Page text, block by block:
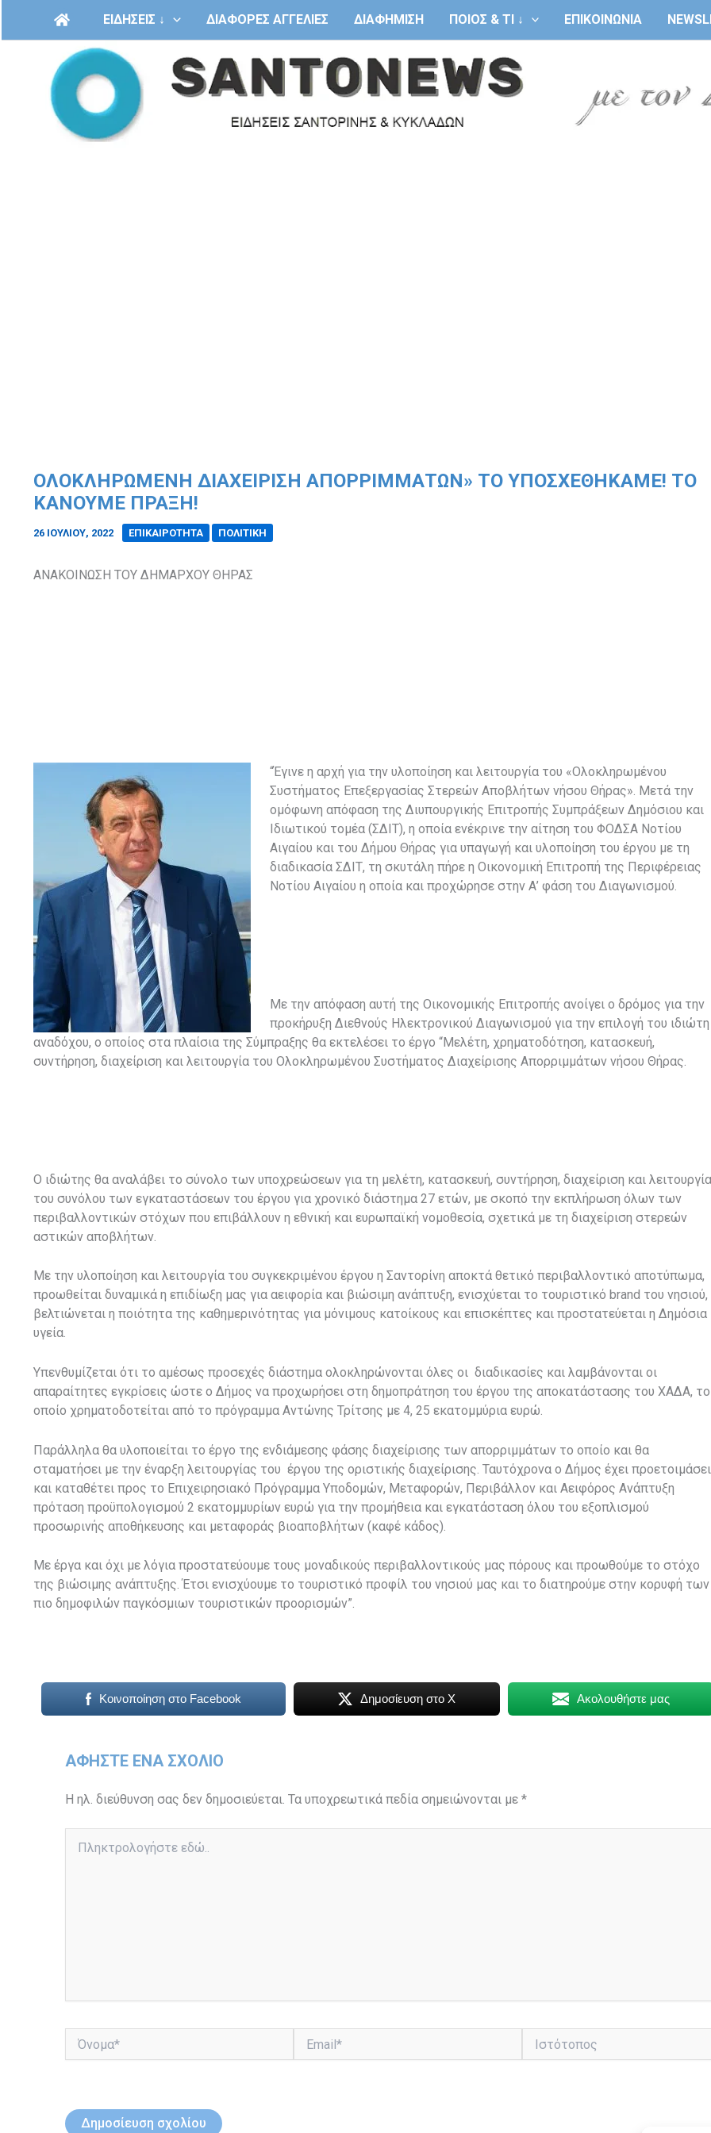
ΕΙΔΗΣΕΙΣ ↓ ΔΙΑΦΟΡΕΣ ΑΓΓΕΛΙΕΣ ΔΙΑΦΗΜΙΣΗ ΠΟΙΟΣ & ΤΙ ↓ ΕΠΙΚΟΙΝΩΝΙΑ
ΟΛΟΚΛΗΡΩΜΈΝΗ ΔΙΑΧΕΊΡΙΣΗ ΑΠΟΡΡΙΜΜΆΤΩΝ» ΤΟ ΥΠΟΣΧΕΘΉΚΑΜΕ! ΤΟ
ΚΆΝΟΥΜΕ ΠΡΆΞΗ!
26 ΙΟΥΛΊΟΥ, 2022 ΕΠΙΚΑΙΡΟΤΗΤΑ ΠΟΛΙΤΙΚΗ
ΑΝΑΚΟΙΝΩΣΗ ΤΟΥ ΔΗΜΑΡΧΟΥ ΘΗΡΑΣ
“Έγινε η αρχή για την υλοποίηση και λειτουργία του «Ολοκληρωμένου
Συστήματος Επεξεργασίας Στερεών Αποβλήτων νήσου Θήρας». Μετά την
ομόφωνη απόφαση της Διυπουργικής Επιτροπής Συμπράξεων Δημόσιου και
Ιδιωτικού τομέα (ΣΔΙΤ), η οποία ενέκρινε την αίτηση του ΦΟΔΣΑ Νοτίου
Αιγαίου και του Δήμου Θήρας για υπαγωγή και υλοποίηση του έργου με τη
διαδικασία ΣΔΙΤ, τη σκυτάλη πήρε η Οικονομική Επιτροπή της Περιφέρειας
Νοτίου Αιγαίου η οποία και προχώρησε στην Α’ φάση του Διαγωνισμού.
Με την απόφαση αυτή της Οικονομικής Επιτροπής ανοίγει ο δρόμος για την
προκήρυξη Διεθνούς Ηλεκτρονικού Διαγωνισμού για την επιλογή του ιδιώτη
αναδόχου, ο οποίος στα πλαίσια της Σύμπραξης θα εκτελέσει το έργο “Μελέτη, χρηματοδότηση, κατασκευή,
συντήρηση, διαχείριση και λειτουργία του Ολοκληρωμένου Συστήματος Διαχείρισης Απορριμμάτων νήσου Θήρας.
Ο ιδιώτης θα αναλάβει το σύνολο των υποχρεώσεων για τη μελέτη, κατασκευή, συντήρηση, διαχείριση και λειτουργία
του συνόλου των εγκαταστάσεων του έργου για χρονικό διάστημα 27 ετών, με σκοπό την εκπλήρωση όλων των
περιβαλλοντικών στόχων που επιβάλλουν η εθνική και ευρωπαϊκή νομοθεσία, σχετικά με τη διαχείριση στερεών
αστικών αποβλήτων.
Με την υλοποίηση και λειτουργία του συγκεκριμένου έργου η Σαντορίνη αποκτά θετικό περιβαλλοντικό αποτύπωμα,
προωθείται δυναμικά η επιδίωξη μας για αειφορία και βιώσιμη ανάπτυξη, ενισχύεται το τουριστικό brand του νησιού,
βελτιώνεται η ποιότητα της καθημερινότητας για μόνιμους κατοίκους και επισκέπτες και προστατεύεται η Δημόσια
υγεία.
Υπενθυμίζεται ότι το αμέσως προσεχές διάστημα ολοκληρώνονται όλες οι διαδικασίες και λαμβάνονται οι
απαραίτητες εγκρίσεις ώστε ο Δήμος να προχωρήσει στη δημοπράτηση του έργου της αποκατάστασης του ΧΑΔΑ, το
οποίο χρηματοδοτείται από το πρόγραμμα Αντώνης Τρίτσης με 4, 25 εκατομμύρια ευρώ.
Παράλληλα θα υλοποιείται το έργο της ενδιάμεσης φάσης διαχείρισης των απορριμμάτων το οποίο και θα
σταματήσει με την έναρξη λειτουργίας του έργου της οριστικής διαχείρισης. Ταυτόχρονα ο Δήμος έχει προετοιμάσει
και καταθέτει προς το Επιχειρησιακό Πρόγραμμα Υποδομών, Μεταφορών, Περιβάλλον και Αειφόρος Ανάπτυξη
πρόταση προϋπολογισμού 2 εκατομμυρίων ευρώ για την προμήθεια και εγκατάσταση όλου του εξοπλισμού
προσωρινής αποθήκευσης και μεταφοράς βιοαποβλήτων (καφέ κάδος).
Με έργα και όχι με λόγια προστατεύουμε τους μοναδικούς περιβαλλοντικούς μας πόρους και προωθούμε το στόχο
της βιώσιμης ανάπτυξης. Έτσι ενισχύουμε το τουριστικό προφίλ του νησιού μας και το διατηρούμε στην κορυφή των
πιο δημοφιλών παγκόσμιων τουριστικών προορισμών”.
Κοινοποίηση στο Facebook Δημοσίευση στο X Ακολουθήστε μας
ΑΦΉΣΤΕ ΈΝΑ ΣΧΌΛΙΟ
Η ηλ. διεύθυνση σας δεν δημοσιεύεται. Τα υποχρεωτικά πεδία σημειώνονται με *
εδώ..
Όνομα* Ιστότοπος